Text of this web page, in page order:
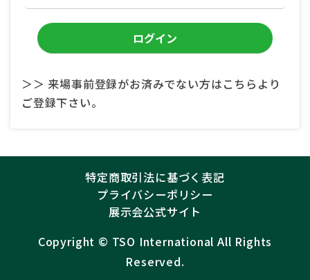
＞＞ 来場事前登録がお済みでない方はこちらより
ご登録下さい。
特定商取引法に基づく表記
プライバシーポリシー
展示会公式サイト
Copyright ©︎ TSO International All Rights
Reserved.